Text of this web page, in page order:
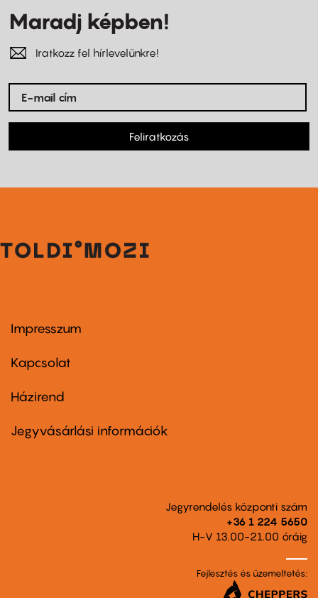
Maradj képben!
Iratkozz fel hírlevelünkre!
Feliratkozás
Footer
first
Impresszum
Kapcsolat
Footer
second
Házirend
Jegyvásárlási információk
Jegyrendelés központi szám
+36 1 224 5650
H-V 13.00-21.00 óráig
Fejlesztés és üzemeltetés: